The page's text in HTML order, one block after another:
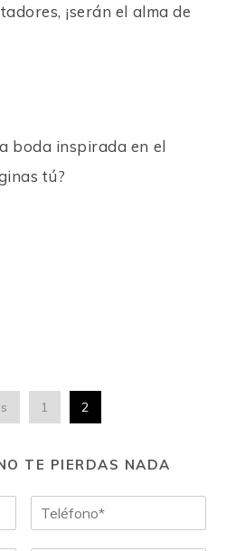
¡serán el alma de
boda inspirada en el
tú?
1 2
TE PIERDAS NADA